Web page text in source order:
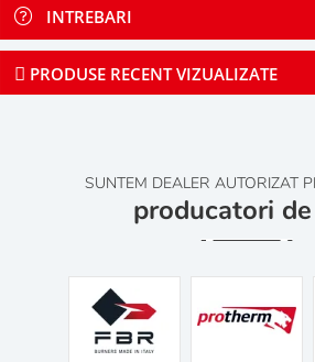
INTREBARI
PRODUSE RECENT VIZUALIZATE
SUNTEM DEALER AUTORIZAT
producatori